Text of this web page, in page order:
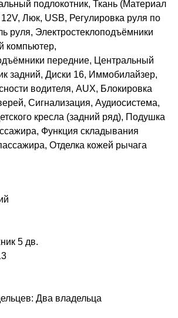
подлокотник, Ткань (Материал
Люк, USB, Регулировка руля по
руля, Электростеклоподъёмники
компьютер,
передние, Центральный
задний, Диски 16, Иммобилайзер,
водителя, AUX, Блокировка
Сигнализация, Аудиосистема,
кресла (задний ряд), Подушка
Функция складывания
Отделка кожей рычага
5 дв.
Два владельца